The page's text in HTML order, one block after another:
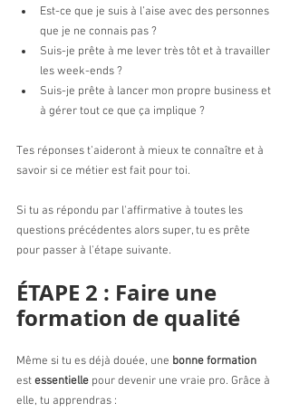
Est-ce que je suis à l’aise avec des personnes
que je ne connais pas ?
Suis-je prête à me lever très tôt et à travailler
les week-ends ?
Suis-je prête à lancer mon propre business et
à gérer tout ce que ça implique ?
Tes réponses t’aideront à mieux te connaître et à
savoir si ce métier est fait pour toi.
Si tu as répondu par l'affirmative à toutes les
questions précédentes alors super, tu es prête
pour passer à l'étape suivante.
ÉTAPE 2 : Faire une
formation de qualité
Même si tu es déjà douée, une bonne formation
est essentielle pour devenir une vraie pro. Grâce à
elle, tu apprendras :